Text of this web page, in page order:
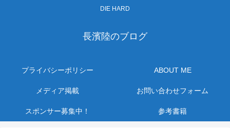
DIE HARD
長濱陸のブログ
プライバシーポリシー ABOUT ME
メディア掲載 お問い合わせフォーム
スポンサー募集中！ 参考書籍